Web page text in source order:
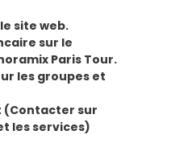
site web.
sur le
Paris Tour.
les groupes et
(Contacter sur
les services)